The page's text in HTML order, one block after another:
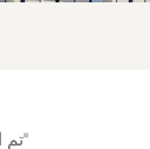
1 تم العثور على النتائج لـ "راتنج طباعة ثلاثية الأبعاد عالي الجودة"